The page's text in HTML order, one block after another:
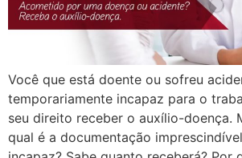
Você que está doente ou sofreu
temporariamente incapaz para o
seu direito receber o auxílio-doença.
qual é a documentação